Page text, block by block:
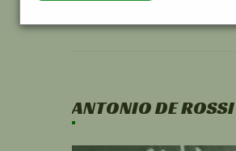
ANTONIO DE ROSSI